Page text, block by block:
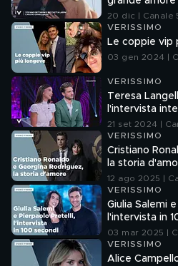
20 dic | Canale
VERISSIMO
Le coppie vip
03 gen 2024 |
VERISSIMO
Teresa
l'intervista
21 set 2024 |
VERISSIMO
Cristiano
la storia
12 ago 2025 |
VERISSIMO
Giulia Salemi
l'intervista in
03 mar 2025 |
VERISSIMO
Alice